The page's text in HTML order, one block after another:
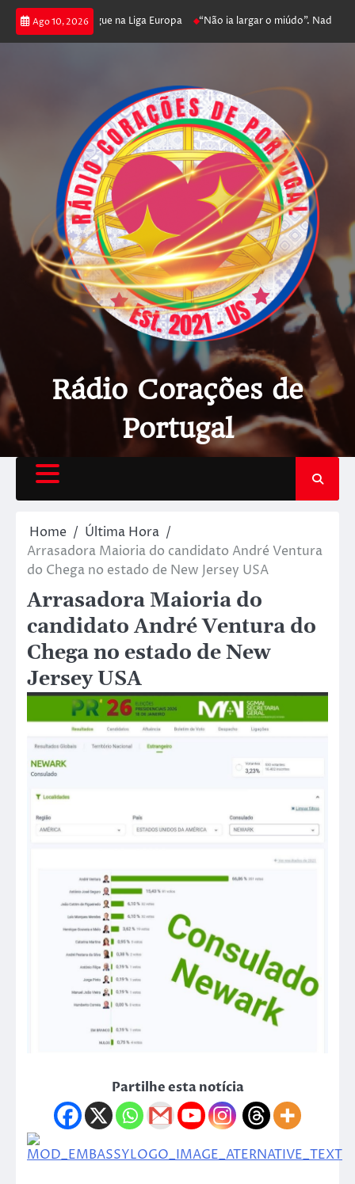
Ago 10, 2026
e prossegue na Liga Europa “Não ia largar o miúdo”. Nadador-
Rádio Corações de
Portugal
Home
Última Hora
Arrasadora Maioria do candidato André Ventura
do Chega no estado de New Jersey USA
Arrasadora Maioria do
candidato André Ventura do
Chega no estado de New
Jersey USA
Partilhe esta notícia